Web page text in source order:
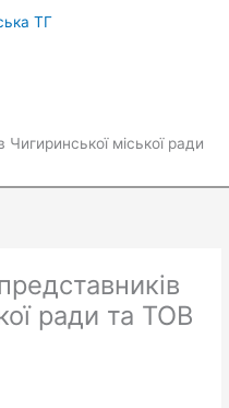
Чигиринської міської ради
ради та ТОВ